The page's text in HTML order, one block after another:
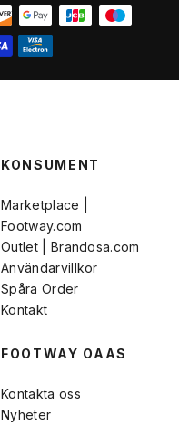
KONSUMENT
Marketplace |
Footway.com
Outlet | Brandosa.com
Användarvillkor
Spåra Order
Kontakt
FOOTWAY OAAS
Kontakta oss
Nyheter